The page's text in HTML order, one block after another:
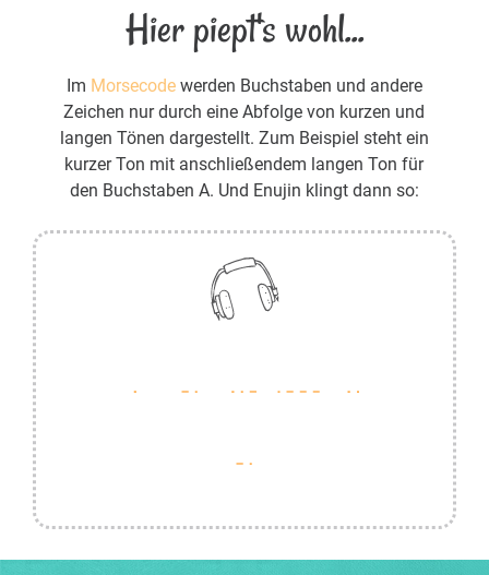
Hier piept's wohl...
Im Morsecodewerden Buchstaben und andere
Zeichen nur durch eine Abfolge von kurzen und
langen Tönen dargestellt. Zum Beispiel steht ein
kurzer Ton mit anschließendem langen Ton für
den Buchstaben A. Und Enujin klingt dann so: